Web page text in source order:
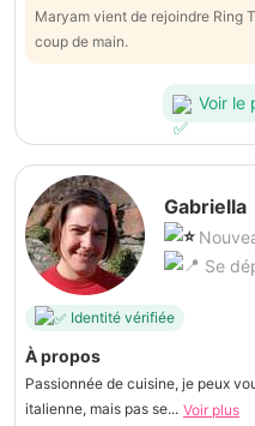
Maryam vient de rejoindre Ring
coup de main.
Voir le
Gabriella
Se
Identité vérifiée
À propos
Passionnée de cuisine, je peux
italienne, mais pas se... Voir plus